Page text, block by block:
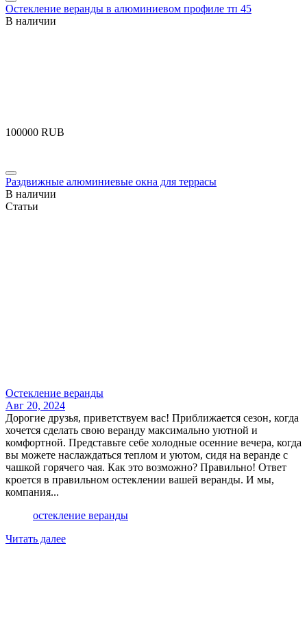
Остекление веранды в алюминиевом профиле тп 45
В наличии
‍100000‍ RUB
Раздвижные алюминиевые окна для террасы
В наличии
Статьи
Остекление веранды
Авг 20, 2024
Дорогие друзья, приветствуем вас! Приближается сезон, когда
хочется сделать свою веранду максимально уютной и
комфортной. Представьте себе холодные осенние вечера, когда
вы можете наслаждаться теплом и уютом, сидя на веранде с
чашкой горячего чая. Как это возможно? Правильно! Ответ
кроется в правильном остеклении вашей веранды. И мы,
компания...
остекление веранды
Читать далее